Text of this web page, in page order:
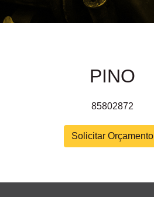
PINO
85802872
Solicitar Orçamento